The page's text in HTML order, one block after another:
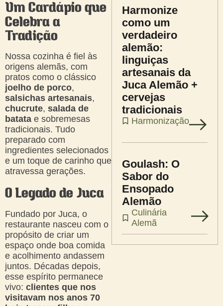
Um Cardápio que
Celebra a
Tradição
Nossa cozinha é fiel às
origens alemãs, com
pratos como o clássico
joelho de porco,
salsichas artesanais,
chucrute, salada de
batata e sobremesas
tradicionais. Tudo
preparado com
ingredientes selecionados
e um toque de carinho que
atravessa gerações.
O Legado de Juca
Fundado por Juca, o
restaurante nasceu com o
propósito de criar um
espaço onde boa comida
e acolhimento andassem
juntos. Décadas depois,
esse espírito permanece
vivo: clientes que nos
visitavam nos anos 70
Harmonize
como um
verdadeiro
alemão:
linguiças
artesanais da
Juca Alemão +
cervejas
tradicionais
Harmonização
Goulash: O
Sabor do
Ensopado
Alemão
Culinária
Alemã